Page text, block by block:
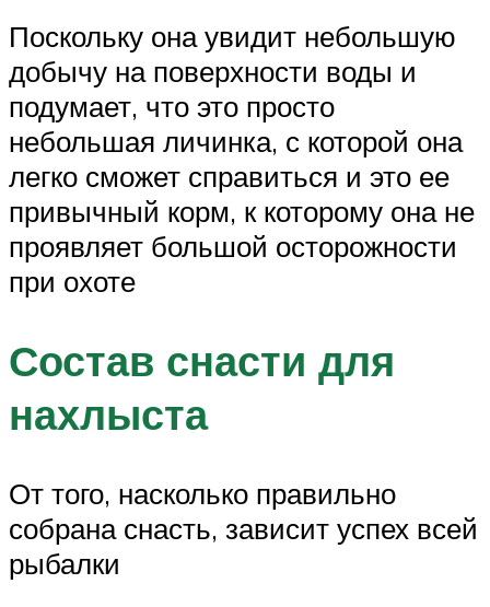
Поскольку она увидит небольшую
добычу на поверхности воды и
подумает, что это просто
небольшая личинка, с которой она
легко сможет справиться и это ее
привычный корм, к которому она не
проявляет большой осторожности
при охоте
Состав снасти для
нахлыста
От того, насколько правильно
собрана снасть, зависит успех всей
рыбалки